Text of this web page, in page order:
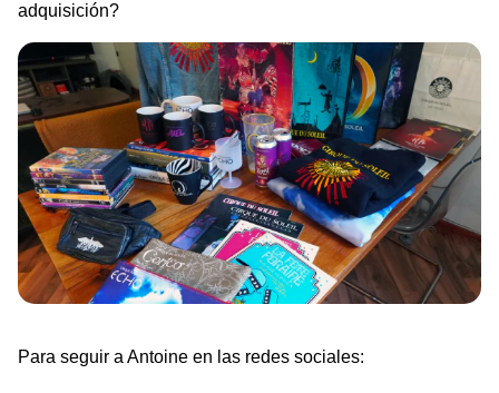
adquisición?
Para seguir a Antoine en las redes sociales: